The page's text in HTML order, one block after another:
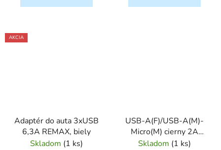
AKCIA
Adaptér do auta 3xUSB
6,3A REMAX, biely
Skladom (1 ks)
USB-A(F)/USB-A(M)-
Micro(M) cierny 2A
Samsung blis CL
Skladom (1 ks)